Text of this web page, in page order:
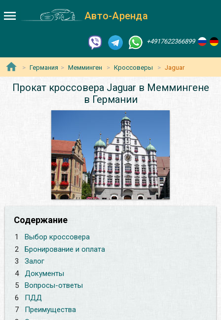
Авто-Аренда
+4917622366899
Германия Мемминген Кроссоверы Jaguar
Прокат кроссовера Jaguar в Меммингене
в Германии
Содержание
1
Выбор кроссовера
2
Бронирование и оплата
3
Залог
4
Документы
5
Вопросы-ответы
6
ПДД
7
Преимущества